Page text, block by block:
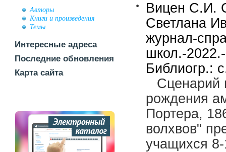
Авторы
Книги и произведения
Темы
Интересные адреса
Последние обновления
Карта сайта
Вицен С.И.
Светлана
журнал-
школ.-
Библиогр.:
Сценарий
рождения
Портера,
волхвов"
учащихся 8-